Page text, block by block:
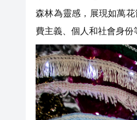
森林為靈感，展現如萬
費主義、個人和社會身份